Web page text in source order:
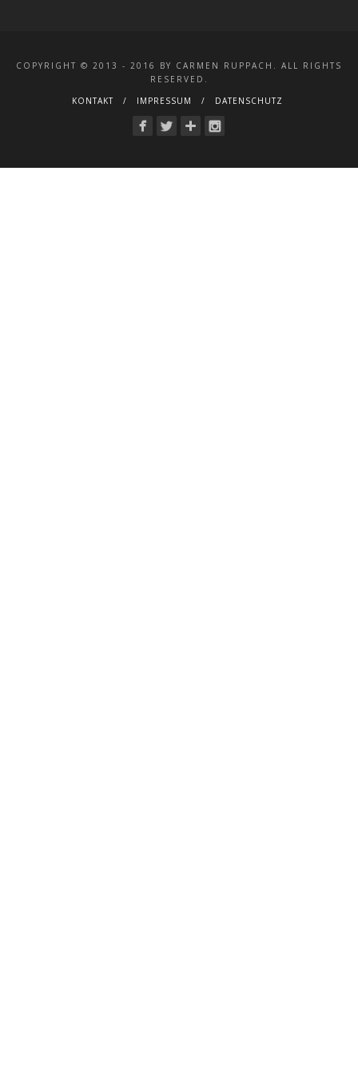
COPYRIGHT © 2013 - 2016 BY CARMEN RUPPACH. ALL RIGHTS
RESERVED.
KONTAKT
IMPRESSUM DATENSCHUTZ